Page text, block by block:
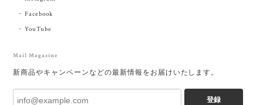
Facebook
YouTube
Mail Magazine
新商品やキャンペーンなどの最新情報をお届けいたします。
登録